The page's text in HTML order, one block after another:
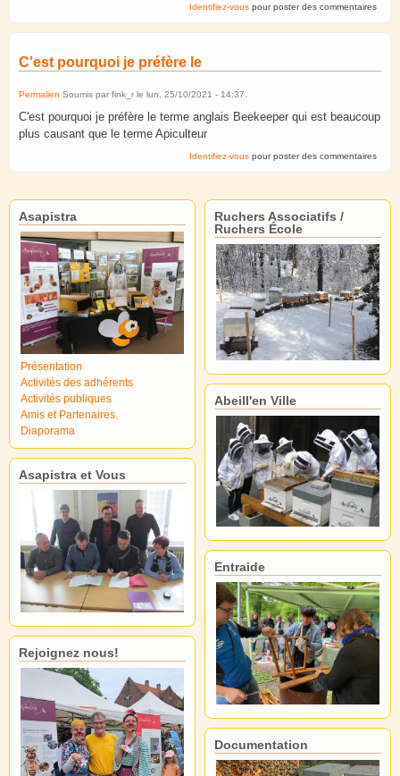
Identifiez-vous pour poster des commentaires
C'est pourquoi je préfère le
Permalien Soumis par fink_r le lun, 25/10/2021 - 14:37
C'est pourquoi je préfère le terme anglais Beekeeper qui est beaucoup
plus causant que le terme Apiculteur
Identifiez-vous pour poster des commentaires
Asapistra
Présentation
Activités des adhérents
Activités publiques
Amis et Partenaires.
Diaporama
Asapistra et Vous
Rejoignez nous!
Ruchers Associatifs /
Ruchers École
Abeill'en Ville
Entraide
Documentation